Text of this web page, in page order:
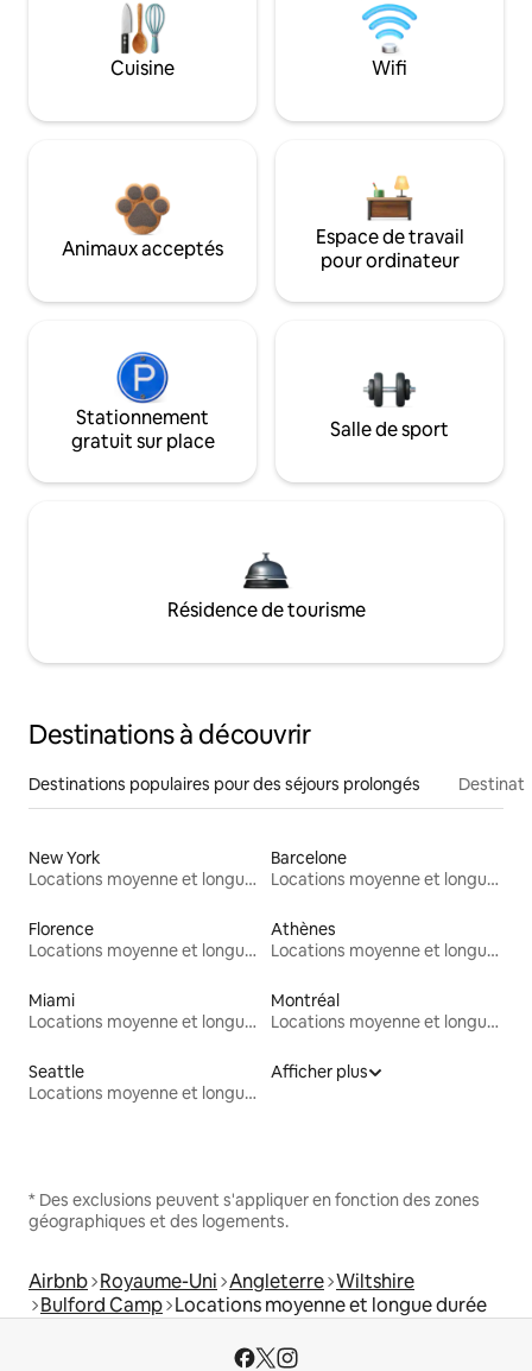
Cuisine Wifi
Animaux acceptés
Espace de travail
pour ordinateur
Stationnement
gratuit sur place
Salle de sport
Résidence de tourisme
Destinations à découvrir
Destinations populaires pour des séjours prolongés
New York
Locations moyenne et longue durée
Barcelone
Locations moyenne et longue durée
Florence
Locations moyenne et longue durée
Athènes
Locations moyenne et longue durée
Miami
Locations moyenne et longue durée
Montréal
Locations moyenne et longue durée
Seattle
Locations moyenne et longue durée
Afficher plus
* Des exclusions peuvent s'appliquer en fonction des zones
géographiques et des logements.
Airbnb Royaume-Uni Angleterre Wiltshire
Bulford Camp Locations moyenne et longue durée